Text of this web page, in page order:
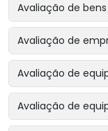
Avaliação de
Avaliação de
Avaliação de
Avaliação de